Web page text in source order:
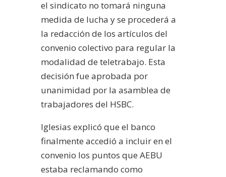
el sindicato no tomará ninguna
medida de lucha y se procederá a
la redacción de los artículos del
convenio colectivo para regular la
modalidad de teletrabajo. Esta
decisión fue aprobada por
unanimidad por la asamblea de
trabajadores del HSBC.
Iglesias explicó que el banco
finalmente accedió a incluir en el
convenio los puntos que AEBU
estaba reclamando como